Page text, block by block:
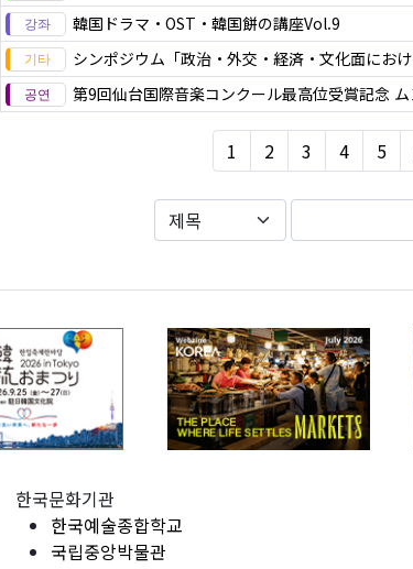
韓国ドラマ・OST・韓国餅の講座Vol.9
シンポジウム「政治・外交・経済・文化面にお
第9回仙台国際音楽コンクール最高位受賞記念
1 2 3 4 5
한국문화기관
한국예술종합학교
국립중앙박물관